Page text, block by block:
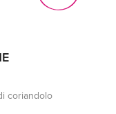
coriandolo